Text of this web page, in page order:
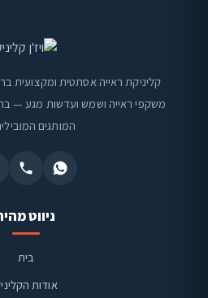
קליניקת ראייה אסתטית ומקצועית
משקפי ראייה ושמש ועדשות מגע —
המותגים
ניווט
בית
אודות